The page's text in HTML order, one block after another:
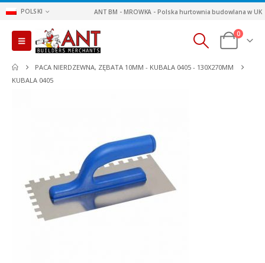
POLSKI ANT BM - MROWKA - Polska hurtownia budowlana w UK
0
PACA NIERDZEWNA, ZĘBATA 10MM - KUBALA 0405 - 130X270MM
KUBALA 0405